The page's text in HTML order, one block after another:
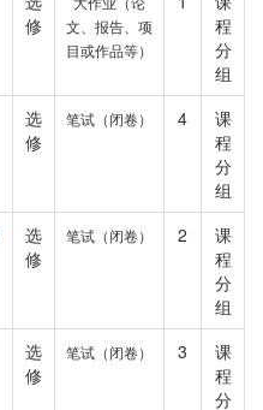
修
文、报告、项
目或作品等）
程
分
组
选
修
笔试（闭卷） 4
课
程
分
组
选
修
笔试（闭卷） 2
课
程
分
组
选
修
笔试（闭卷） 3
课
程
分